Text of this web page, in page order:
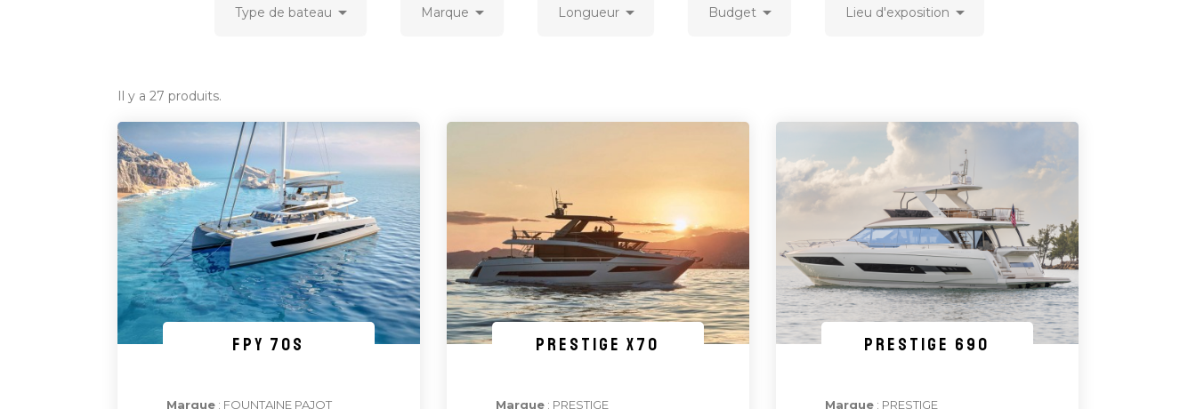
Type de bateau  Marque  Longueur Budget Lieu d'exposition 
Il y a 27 produits.
FPY 70S
Marque : FOUNTAINE PAJOT
PRESTIGE X70
Marque: PRESTIGE
PRESTIGE 690
Marque: PRESTIGE